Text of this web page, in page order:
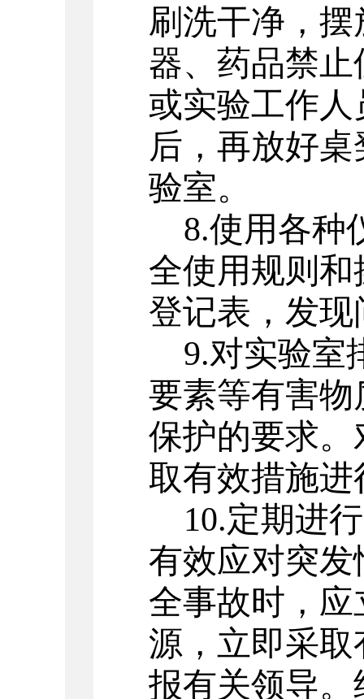
刷洗干净，
器、药品禁
或实验工作
后，再放好
验室。
8.使用各种
全使用规则
登记表，发
9.对实验室
要素等有害
保护的要求。
取有效措施进
10.定期进
有效应对突
全事故时，
源，立即采
报有关领导